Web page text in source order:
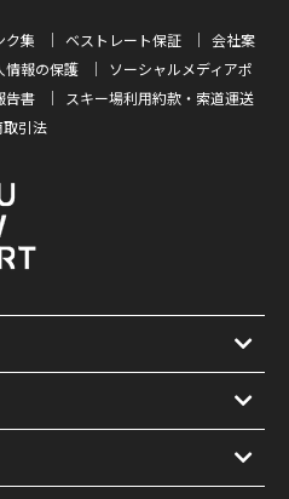
ク集 ベストレート保証
会社案
情報の保護
ソーシャルメディアポ
告書
スキー場利用約款・索道運送
引法